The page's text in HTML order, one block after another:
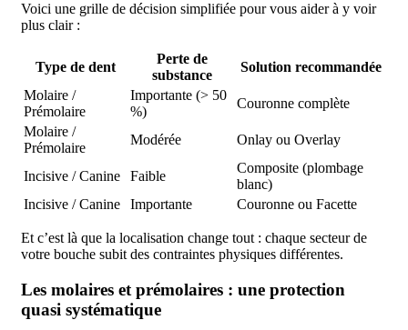
Voici une grille de décision simplifiée pour vous aider à y voir
plus clair :
Type de dent
Perte de
substance
Solution recommandée
Molaire /
Prémolaire
Importante (> 50
%)
Couronne complète
Molaire /
Prémolaire
Modérée Onlay ou Overlay
Incisive / Canine Faible
Composite (plombage
blanc)
Incisive / Canine
Importante Couronne ou Facette
Et c’est là que la localisation change tout : chaque secteur de
votre bouche subit des contraintes physiques différentes.
Les molaires et prémolaires : une protection
quasi systématique